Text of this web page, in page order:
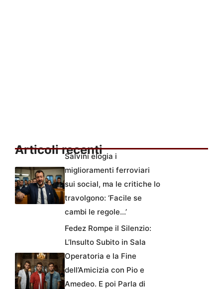
Articoli recenti
Salvini elogia i
miglioramenti ferroviari
sui social, ma le critiche lo
travolgono: ‘Facile se
cambi le regole…’
Fedez Rompe il Silenzio:
L’Insulto Subito in Sala
Operatoria e la Fine
dell’Amicizia con Pio e
Amedeo. E poi Parla di